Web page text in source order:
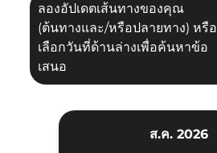
ลองอัปเดตเส้นทางของคุณ
(ต้นทางและ/หรือปลายทาง) หรือ
เลือกวันที่ด้านล่างเพื่อค้นหาข้อ
เสนอ
ส.ค. 2026